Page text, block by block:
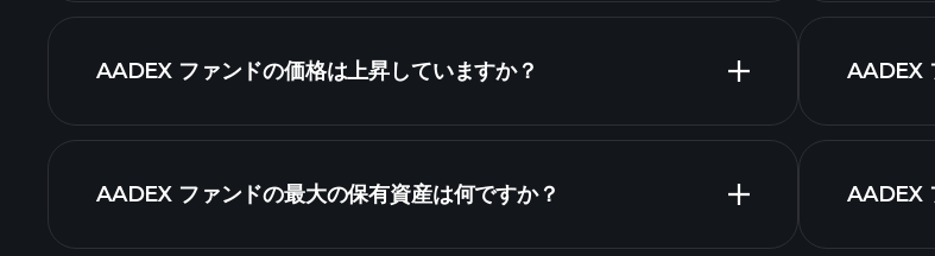
高度なチャート
AADEX ファンドの価格は上昇していますか？
AADEX ファンドの最大の保有資産は何ですか？
AADEX
AADEX